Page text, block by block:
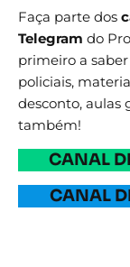
Faça parte dos
Telegram do
primeiro a
policiais,
desconto, aulas
também!
CANAL
CANAL